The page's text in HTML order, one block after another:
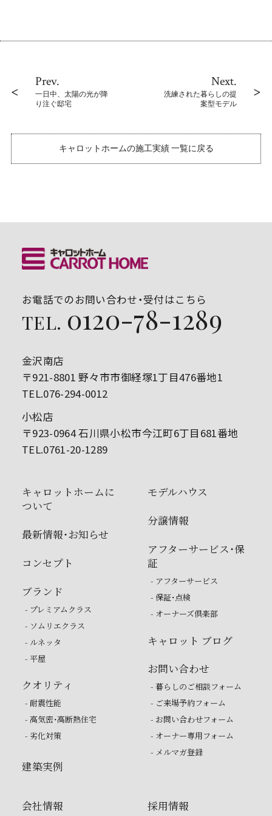
Prev.
一日中、太陽の光が降
り注ぐ邸宅
Next.
洗練された暮らしの提
案型モデル
キャロットホームの施工実績 一覧に戻る
お電話でのお問い合わせ・受付はこちら
TEL. 0120-78-1289
金沢南店
〒921-8801 野々市市御経塚1丁目476番地1
TEL.076-294-0012
小松店
〒923-0964 石川県小松市今江町6丁目681番地
TEL.0761-20-1289
キャロットホームに
ついて
最新情報・お知らせ
コンセプト
ブランド
- プレミアムクラス
- ソムリエクラス
- ルネッタ
- 平屋
クオリティ
- 耐震性能
- 高気密・高断熱住宅
- 劣化対策
建築実例
モデルハウス
分譲情報
アフターサービス・保
証
- アフターサービス
- 保証・点検
- オーナーズ倶楽部
キャロット ブログ
お問い合わせ
- 暮らしのご相談フォーム
- ご来場予約フォーム
- お問い合わせフォーム
- オーナー専用フォーム
- メルマガ登録
会社情報 採用情報